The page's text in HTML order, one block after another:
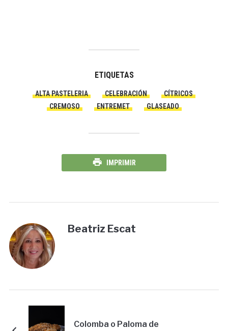
ETIQUETAS
ALTA PASTELERIA CELEBRACIÓN
CÍTRICOS
CREMOSO
ENTREMET GLASEADO
IMPRIMIR
Beatriz Escat
Colomba o Paloma de